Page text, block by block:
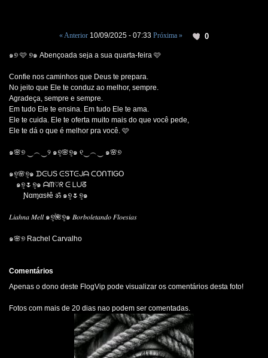
« Anterior 10/09/2025 - 07:33 Próxima » 0
๑୭‌ 🩷 ୭‌๑ Abençoada seja a sua quarta-feira 🩷
Confie nos caminhos que Deus te prepara.
No jeito que Ele te conduz ao melhor, sempre.
Agradeça, sempre e sempre.
Em tudo Ele te ensina. Em tudo Ele te ama.
Ele te cuida. Ele te oferta muito mais do que você pede,
Ele te dá o que é melhor pra você. 🩷 ️
๑🌸୭ ‿︵‿୨ ๑୭̥🌸୭̥๑ ୧‿︵‿ ๑🌸୭
๑୭̥🌸୭̥๑ ᗪᕮᑌS ᕮSTᕮᒍᗩ ᑕOᑎTIGO
๑୭̥🌷୭̥๑ ᗩᗰ♡ᖇ ᕮ ᒪᑌᘔ
Ɲαɱαsɫê ॐ ๑୭̥🌷୭̥๑
𝐿𝑖𝑎ℎ𝑛𝑎 𝑀𝑒𝑙𝑙 ๑୭̥🌺୭̥๑ 𝐵𝑜𝑟𝑏𝑜𝑙𝑒𝑡𝑎𝑛𝑑𝑜 𝐹𝑙𝑜𝑒𝑠𝑖𝑎𝑠
๑🌸୭ Rachel Carvalho
Comentários
Apenas o dono deste FlogVip pode visualizar os comentários desta foto!
Fotos com mais de 20 dias nao podem ser comentadas.